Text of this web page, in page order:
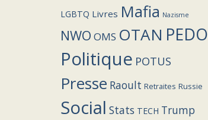
LGBTQ Livres Mafia Nazisme
NWO OMS OTAN PEDO
Politique POTUS
Presse Raoult Retraites Russie
Social Stats TECH Trump